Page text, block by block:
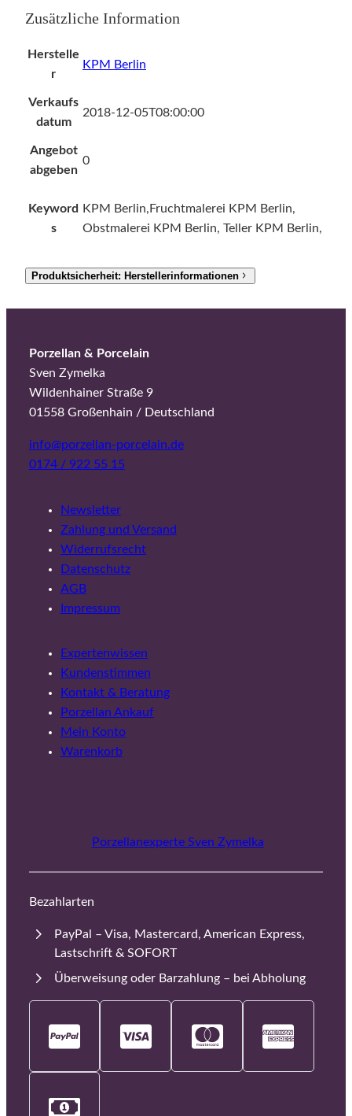
Zusätzliche Information
Herstelle
r
KPM Berlin
Verkaufs
datum
2018-12-05T08:00:00
Angebot
abgeben
0
Keyword
s
KPM Berlin,Fruchtmalerei KPM Berlin,
Obstmalerei KPM Berlin, Teller KPM Berlin,
Produktsicherheit: Herstellerinformationen
Porzellan & Porcelain
Sven Zymelka
Wildenhainer Straße 9
01558 Großenhain / Deutschland
info@porzellan-porcelain.de
0174 / 922 55 15
Newsletter
Zahlung und Versand
Widerrufsrecht
Datenschutz
AGB
Impressum
Expertenwissen
Kundenstimmen
Kontakt & Beratung
Porzellan Ankauf
Mein Konto
Warenkorb
Porzellanexperte Sven Zymelka
Bezahlarten
PayPal – Visa, Mastercard, American Express,
Lastschrift & SOFORT
Überweisung oder Barzahlung – bei Abholung